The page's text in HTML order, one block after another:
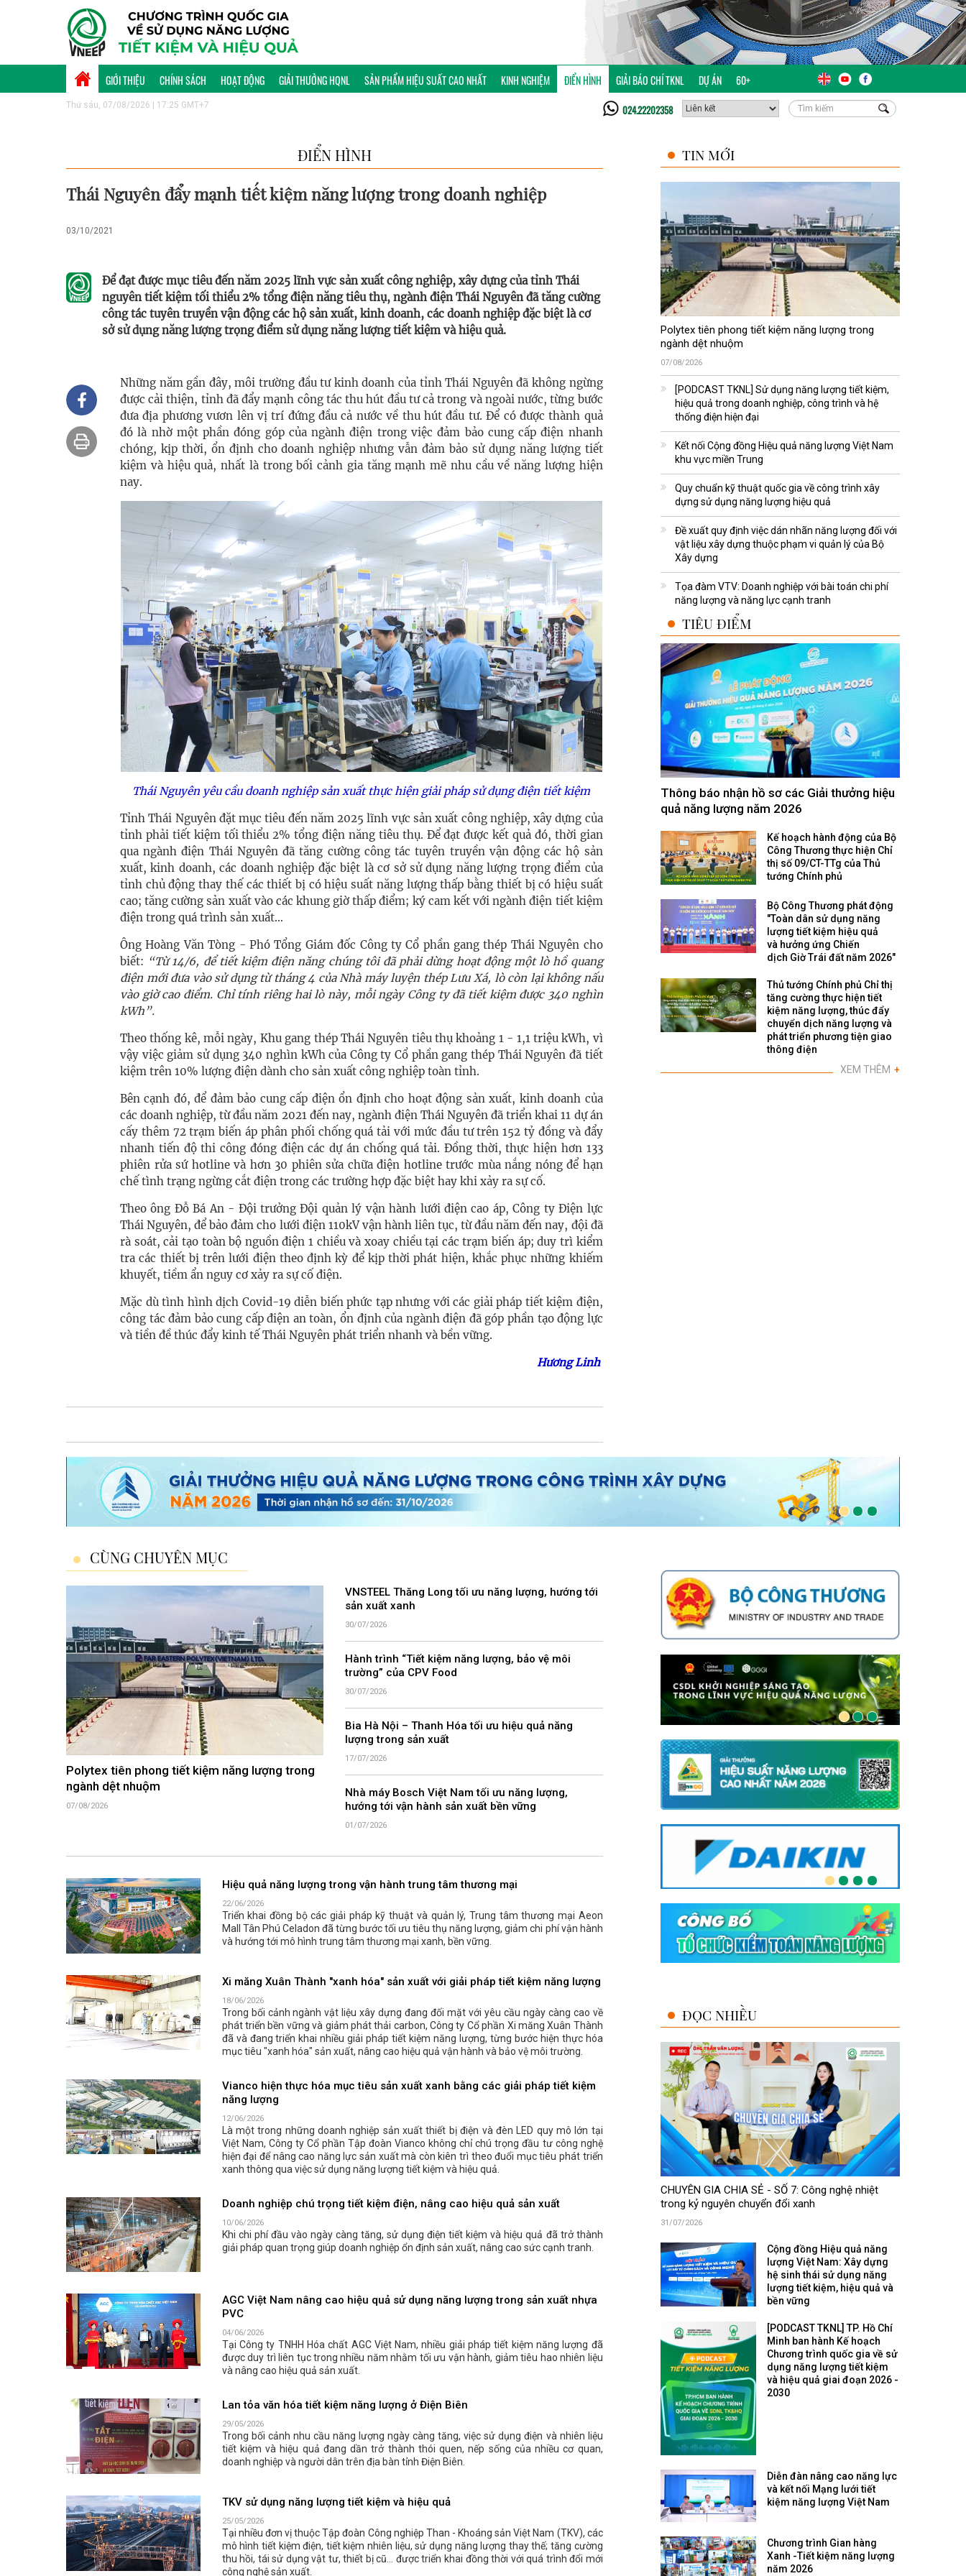
GIỚI THIỆU CHÍNH SÁCH HOẠT ĐỘNG GIẢI THƯỞNG HQNL SẢN PHẨM HIỆU SUẤT CAO NHẤT KINH NGHIỆM ĐIỂN HÌNH GIẢI BÁO CHÍ TKNL DỰ ÁN 60+
Thứ sáu, 07/08/2026 | 17:25 GMT+7 024.22202358
ĐIỂN HÌNH
Thái Nguyên đẩy mạnh tiết kiệm năng lượng trong doanh nghiệp
03/10/2021
Để đạt được mục tiêu đến năm 2025 lĩnh vực sản xuất công nghiệp, xây dựng của tỉnh Thái
nguyên tiết kiệm tối thiểu 2% tổng điện năng tiêu thụ, ngành điện Thái Nguyên đã tăng cường
công tác tuyên truyền vận động các hộ sản xuất, kinh doanh, các doanh nghiệp đặc biệt là cơ
sở sử dụng năng lượng trọng điểm sử dụng năng lượng tiết kiệm và hiệu quả.
Những năm gần đây, môi trường đầu tư kinh doanh của tỉnh Thái Nguyên đã không ngừng
được cải thiện, tỉnh đã đẩy mạnh công tác thu hút đầu tư cả trong và ngoài nước, từng bước
đưa địa phương vươn lên vị trí đứng đầu cả nước về thu hút đầu tư. Để có được thành quả
đó là nhờ một phần đóng góp của ngành điện trong việc đảm bảo cung cấp điện nhanh
chóng, kịp thời, ổn định cho doanh nghiệp nhưng vẫn đảm bảo sử dụng năng lượng tiết
kiệm và hiệu quả, nhất là trong bối cảnh gia tăng mạnh mẽ nhu cầu về năng lượng hiện
nay.
Thái Nguyên yêu cầu doanh nghiệp sản xuất thực hiện giải pháp sử dụng điện tiết kiệm
Tỉnh Thái Nguyên đặt mục tiêu đến năm 2025 lĩnh vực sản xuất công nghiệp, xây dựng của
tỉnh phải tiết kiệm tối thiểu 2% tổng điện năng tiêu thụ. Để đạt được kết quả đó, thời gian
qua ngành điện Thái Nguyên đã tăng cường công tác tuyên truyền vận động các hộ sản
xuất, kinh doanh, các doanh nghiệp đặc biệt là cơ sở sử dụng năng lượng trọng điểm của
tỉnh chủ động thay thế các thiết bị có hiệu suất năng lượng thấp bằng thiết bị có hiệu suất
cao; tăng cường sản xuất vào các khung giờ thấp điểm; ký cam kết với ngành điện tiết kiệm
điện trong quá trình sản xuất…
Ông Hoàng Văn Tòng - Phó Tổng Giám đốc Công ty Cổ phần gang thép Thái Nguyên cho
biết: “Từ 14/6, để tiết kiệm điện năng chúng tôi đã phải dừng hoạt động một lò hồ quang
điện mới đưa vào sử dụng từ tháng 4 của Nhà máy luyện thép Lưu Xá, lò còn lại không nấu
vào giờ cao điểm. Chỉ tính riêng hai lò này, mỗi ngày Công ty đã tiết kiệm được 340 nghìn
kWh”.
Theo thống kê, mỗi ngày, Khu gang thép Thái Nguyên tiêu thụ khoảng 1 - 1,1 triệu kWh, vì
vậy việc giảm sử dụng 340 nghìn kWh của Công ty Cổ phần gang thép Thái Nguyên đã tiết
kiệm trên 10% lượng điện dành cho sản xuất công nghiệp toàn tỉnh.
Bên cạnh đó, để đảm bảo cung cấp điện ổn định cho hoạt động sản xuất, kinh doanh của
các doanh nghiệp, từ đầu năm 2021 đến nay, ngành điện Thái Nguyên đã triển khai 11 dự án
cấy thêm 72 trạm biến áp phân phối chống quá tải với mức đầu tư trên 152 tỷ đồng và đẩy
nhanh tiến độ thi công đóng điện các dự án chống quá tải. Đồng thời, thực hiện hơn 133
phiên rửa sứ hotline và hơn 30 phiên sửa chữa điện hotline trước mùa nắng nóng để hạn
chế tình trạng ngừng cắt điện trong các trường hợp đặc biệt hay khi xảy ra sự cố.
Theo ông Đỗ Bá An - Đội trưởng Đội quản lý vận hành lưới điện cao áp, Công ty Điện lực
Thái Nguyên, để bảo đảm cho lưới điện 110kV vận hành liên tục, từ đầu năm đến nay, đội đã
rà soát, cải tạo toàn bộ nguồn điện 1 chiều và xoay chiều tại các trạm biến áp; duy trì kiểm
tra các thiết bị trên lưới điện theo định kỳ để kịp thời phát hiện, khắc phục những khiếm
khuyết, tiềm ẩn nguy cơ xảy ra sự cố điện.
Mặc dù tình hình dịch Covid-19 diễn biến phức tạp nhưng với các giải pháp tiết kiệm điện,
công tác đảm bảo cung cấp điện an toàn, ổn định của ngành điện đã góp phần tạo động lực
và tiền đề thúc đẩy kinh tế Thái Nguyên phát triển nhanh và bền vững.
Hương Linh
TIN MỚI
Polytex tiên phong tiết kiệm năng lượng trong
ngành dệt nhuộm
07/08/2026
[PODCAST TKNL] Sử dụng năng lượng tiết kiệm,
hiệu quả trong doanh nghiệp, công trình và hệ
thống điện hiện đại
Kết nối Cộng đồng Hiệu quả năng lượng Việt Nam
khu vực miền Trung
Quy chuẩn kỹ thuật quốc gia về công trình xây
dựng sử dụng năng lượng hiệu quả
Đề xuất quy định việc dán nhãn năng lượng đối với
vật liệu xây dựng thuộc phạm vi quản lý của Bộ
Xây dựng
Tọa đàm VTV: Doanh nghiệp với bài toán chi phí
năng lượng và năng lực cạnh tranh
TIÊU ĐIỂM
Thông báo nhận hồ sơ các Giải thưởng hiệu
quả năng lượng năm 2026
Kế hoạch hành động của Bộ
Công Thương thực hiện Chỉ
thị số 09/CT-TTg của Thủ
tướng Chính phủ
Bộ Công Thương phát động
"Toàn dân sử dụng năng
lượng tiết kiệm hiệu quả
và hưởng ứng Chiến
dịch Giờ Trái đất năm 2026"
Thủ tướng Chính phủ Chỉ thị
tăng cường thực hiện tiết
kiệm năng lượng, thúc đẩy
chuyển dịch năng lượng và
phát triển phương tiện giao
thông điện
XEM THÊM +
CÙNG CHUYÊN MỤC
Polytex tiên phong tiết kiệm năng lượng trong
ngành dệt nhuộm
07/08/2026
VNSTEEL Thăng Long tối ưu năng lượng, hướng tới
sản xuất xanh
30/07/2026
Hành trình “Tiết kiệm năng lượng, bảo vệ môi
trường” của CPV Food
30/07/2026
Bia Hà Nội – Thanh Hóa tối ưu hiệu quả năng
lượng trong sản xuất
17/07/2026
Nhà máy Bosch Việt Nam tối ưu năng lượng,
hướng tới vận hành sản xuất bền vững
01/07/2026
Hiệu quả năng lượng trong vận hành trung tâm thương mại
22/06/2026
Triển khai đồng bộ các giải pháp kỹ thuật và quản lý, Trung tâm thương mại Aeon
Mall Tân Phú Celadon đã từng bước tối ưu tiêu thụ năng lượng, giảm chi phí vận hành
và hướng tới mô hình trung tâm thương mại xanh, bền vững.
Xi măng Xuân Thành "xanh hóa" sản xuất với giải pháp tiết kiệm năng lượng
18/06/2026
Trong bối cảnh ngành vật liệu xây dựng đang đối mặt với yêu cầu ngày càng cao về
phát triển bền vững và giảm phát thải carbon, Công ty Cổ phần Xi măng Xuân Thành
đã và đang triển khai nhiều giải pháp tiết kiệm năng lượng, từng bước hiện thực hóa
mục tiêu "xanh hóa" sản xuất, nâng cao hiệu quả vận hành và bảo vệ môi trường.
Vianco hiện thực hóa mục tiêu sản xuất xanh bằng các giải pháp tiết kiệm
năng lượng
12/06/2026
Là một trong những doanh nghiệp sản xuất thiết bị điện và đèn LED quy mô lớn tại
Việt Nam, Công ty Cổ phần Tập đoàn Vianco không chỉ chú trọng đầu tư công nghệ
hiện đại để nâng cao năng lực sản xuất mà còn kiên trì theo đuổi mục tiêu phát triển
xanh thông qua việc sử dụng năng lượng tiết kiệm và hiệu quả.
Doanh nghiệp chú trọng tiết kiệm điện, nâng cao hiệu quả sản xuất
10/06/2026
Khi chi phí đầu vào ngày càng tăng, sử dụng điện tiết kiệm và hiệu quả đã trở thành
giải pháp quan trọng giúp doanh nghiệp ổn định sản xuất, nâng cao sức cạnh tranh.
AGC Việt Nam nâng cao hiệu quả sử dụng năng lượng trong sản xuất nhựa
PVC
04/06/2026
Tại Công ty TNHH Hóa chất AGC Việt Nam, nhiều giải pháp tiết kiệm năng lượng đã
được duy trì liên tục trong nhiều năm nhằm tối ưu vận hành, giảm tiêu hao nhiên liệu
và nâng cao hiệu quả sản xuất.
Lan tỏa văn hóa tiết kiệm năng lượng ở Điện Biên
29/05/2026
Trong bối cảnh nhu cầu năng lượng ngày càng tăng, việc sử dụng điện và nhiên liệu
tiết kiệm và hiệu quả đang dần trở thành thói quen, nếp sống của nhiều cơ quan,
doanh nghiệp và người dân trên địa bàn tỉnh Điện Biên.
TKV sử dụng năng lượng tiết kiệm và hiệu quả
25/05/2026
Tại nhiều đơn vị thuộc Tập đoàn Công nghiệp Than - Khoáng sản Việt Nam (TKV), các
mô hình tiết kiệm điện, tiết kiệm nhiên liệu, sử dụng năng lượng thay thế; tăng cường
thu hồi, tái sử dụng vật tư, thiết bị cũ… được triển khai đồng thời với quá trình đổi mới
ĐỌC NHIỀU
CHUYÊN GIA CHIA SẺ - SỐ 7: Công nghệ nhiệt
trong kỷ nguyên chuyển đổi xanh
31/07/2026
Cộng đồng Hiệu quả năng
lượng Việt Nam: Xây dựng
hệ sinh thái sử dụng năng
lượng tiết kiệm, hiệu quả và
bền vững
[PODCAST TKNL] TP. Hồ Chí
Minh ban hành Kế hoạch
Chương trình quốc gia về sử
dụng năng lượng tiết kiệm
và hiệu quả giai đoạn 2026 -
2030
Diễn đàn nâng cao năng lực
và kết nối Mạng lưới tiết
kiệm năng lượng Việt Nam
Chương trình Gian hàng
Xanh -Tiết kiệm năng lượng
năm 2026